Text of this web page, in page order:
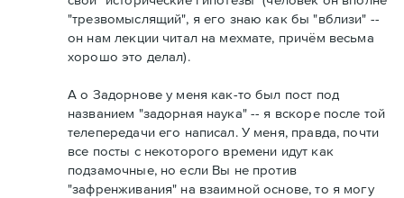
"трезвомыслящий", я его знаю как бы "вблизи" --
он нам лекции читал на мехмате, причём весьма
хорошо это делал).
А о Задорнове у меня как-то был пост под
названием "задорная наука" -- я вскоре после той
телепередачи его написал. У меня, правда, почти
все посты с некоторого времени идут как
подзамочные, но если Вы не против
"зафренживания" на взаимной основе, то я могу